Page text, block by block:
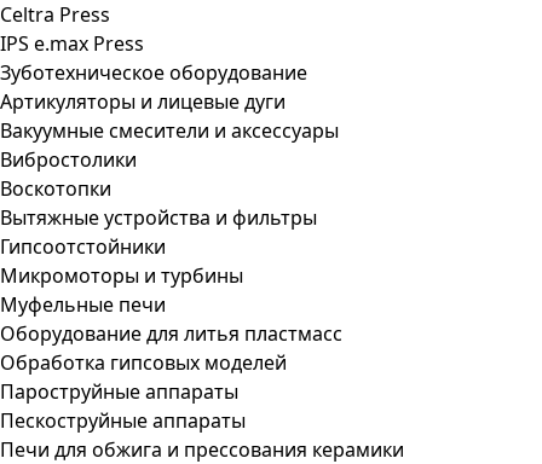
Celtra Press
IPS e.max Press
Зуботехническое оборудование
Артикуляторы и лицевые дуги
Вакуумные смесители и аксессуары
Вибростолики
Воскотопки
Вытяжные устройства и фильтры
Гипсоотстойники
Микромоторы и турбины
Муфельные печи
Оборудование для литья пластмасс
Обработка гипсовых моделей
Пароструйные аппараты
Пескоструйные аппараты
Печи для обжига и прессования керамики